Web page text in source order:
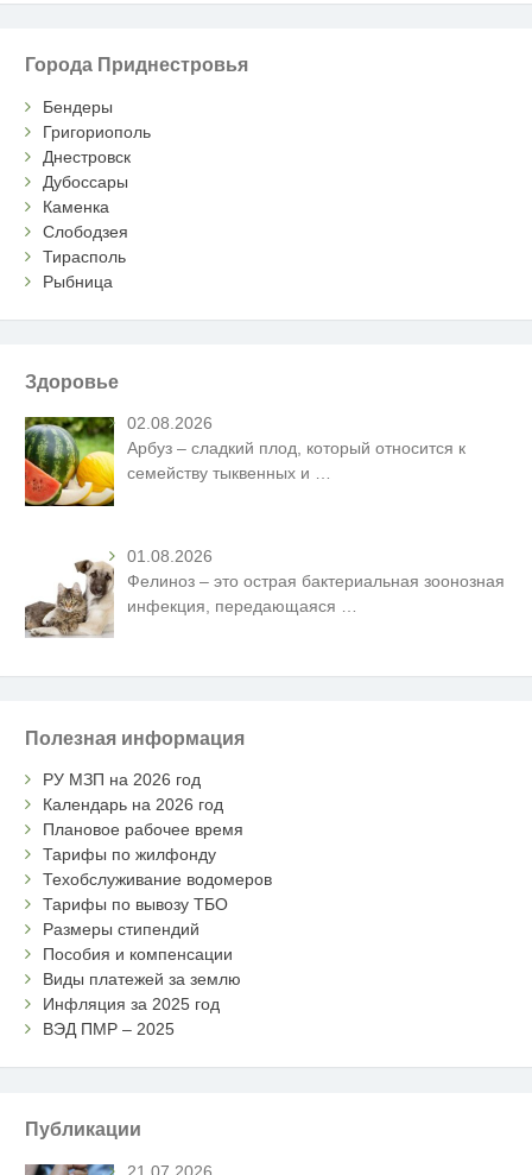
Города Приднестровья
Бендеры
Григориополь
Днестровск
Дубоссары
Каменка
Слободзея
Тирасполь
Рыбница
Здоровье
02.08.2026
Арбуз – сладкий плод, который относится к
семейству тыквенных и …
01.08.2026
Фелиноз – это острая бактериальная зоонозная
инфекция, передающаяся
Полезная информация
РУ МЗП на 2026 год
Календарь на 2026 год
Плановое рабочее время
Тарифы по жилфонду
Техобслуживание водомеров
Тарифы по вывозу ТБО
Размеры стипендий
Пособия и компенсации
Виды платежей за землю
Инфляция за 2025 год
ВЭД ПМР – 2025
Публикации
21.07.2026